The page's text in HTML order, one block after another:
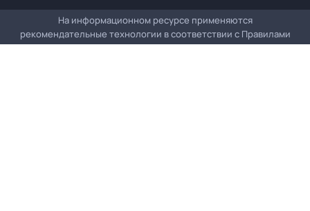
На информационном ресурсе применяются
рекомендательные технологии в соответствии с Правилами